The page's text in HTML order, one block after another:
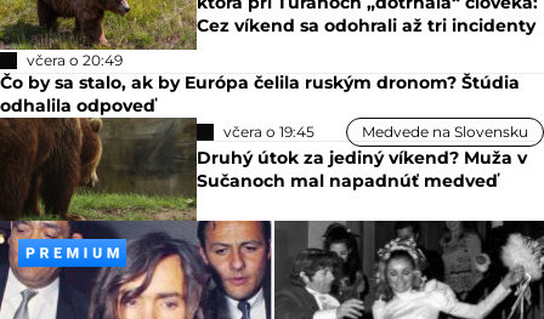
včera o 20:49
Čo by sa stalo, ak by Európa čelila ruským dronom? Štúdia
odhalila odpoveď
včera o 19:45 Medvede na Slovensku
Druhý útok za jediný víkend? Muža v
Sučanoch mal napadnúť medveď